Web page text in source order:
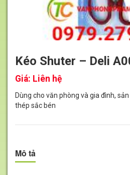
Kéo Shuter – Deli
Giá: Liên hệ
Dùng cho văn phòng và gia đình,
thép sắc bén
Mô tả